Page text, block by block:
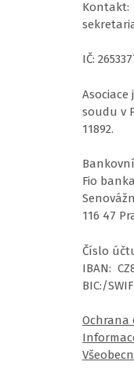
Kontakt:
IČ:
Asociace
soudu v
11892.
Fio
116 47
Číslo
IBAN:
BIC:/
Ochrana